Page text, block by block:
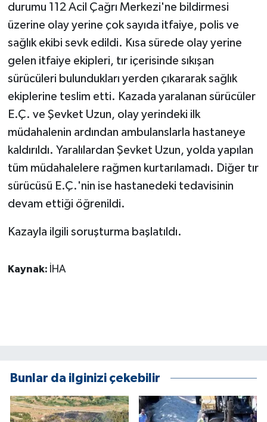
durumu 112 Acil Çağrı Merkezi'ne bildirmesi
üzerine olay yerine çok sayıda itfaiye, polis ve
sağlık ekibi sevk edildi. Kısa sürede olay yerine
gelen itfaiye ekipleri, tır içerisinde sıkışan
sürücüleri bulundukları yerden çıkararak sağlık
ekiplerine teslim etti. Kazada yaralanan sürücüler
E.Ç. ve Şevket Uzun, olay yerindeki ilk
müdahalenin ardından ambulanslarla hastaneye
kaldırıldı. Yaralılardan Şevket Uzun, yolda yapılan
tüm müdahalelere rağmen kurtarılamadı. Diğer tır
sürücüsü E.Ç.'nin ise hastanedeki tedavisinin
devam ettiği öğrenildi.
Kazayla ilgili soruşturma başlatıldı.
Kaynak: İHA
Bunlar da ilginizi çekebilir
Sağlık
SİYASET
SPOR HABERLERİ
Turizm
ÜLKE GÜNDEMİ
YEREL